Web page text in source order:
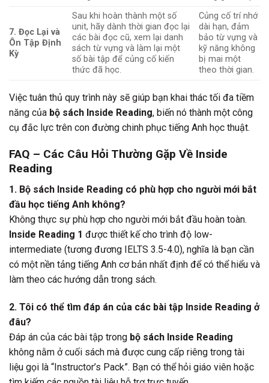
7. Đọc Lại và
Ôn Tập Định
Kỳ
Sau khi hoàn thành một số
unit, hãy dành thời gian đọc lại
các bài đọc cũ, xem lại danh
sách từ vựng và làm lại một
số bài tập để củng cố kiến
thức đã học.
Củng cố trí nhớ
dài hạn, đảm
bảo từ vựng và
kỹ năng không
bị mai một
theo thời gian.
Việc tuân thủ quy trình này sẽ giúp bạn khai thác tối đa tiềm
năng của bộ sách Inside Reading, biến nó thành một công
cụ đắc lực trên con đường chinh phục tiếng Anh học thuật.
FAQ – Các Câu Hỏi Thường Gặp Về Inside
Reading
1. Bộ sách Inside Reading có phù hợp cho người mới bắt
đầu học tiếng Anh không?
Không thực sự phù hợp cho người mới bắt đầu hoàn toàn.
Inside Reading 1 được thiết kế cho trình độ low-
intermediate (tương đương IELTS 3.5-4.0), nghĩa là bạn cần
có một nền tảng tiếng Anh cơ bản nhất định để có thể hiểu và
làm theo các hướng dẫn trong sách.
2. Tôi có thể tìm đáp án của các bài tập Inside Reading ở
đâu?
Đáp án của các bài tập trong bộ sách Inside Reading
không nằm ở cuối sách mà được cung cấp riêng trong tài
liệu gọi là “Instructor’s Pack”. Bạn có thể hỏi giáo viên hoặc